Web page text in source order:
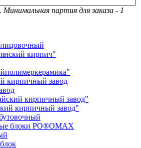
партия для заказа - 1
кирпич"
кирпичный завод
кирпичный завод"
кирпичный завод"
блоки PO®OMAX